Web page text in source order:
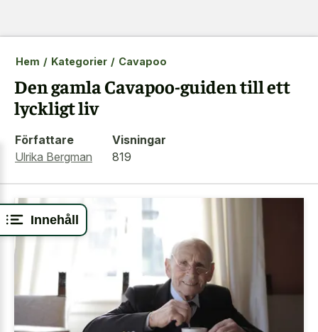
Innehåll
Hem / Kategorier / Cavapoo
Den gamla Cavapoo-guiden till ett
lyckligt liv
Författare
Ulrika Bergman
Visningar
819